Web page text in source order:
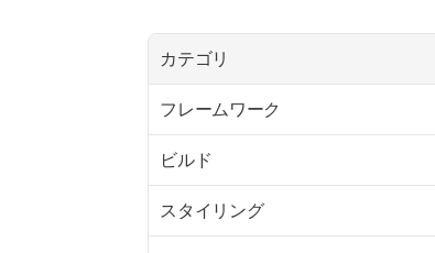
カテゴリ
フレームワーク
ビルド
スタイリング